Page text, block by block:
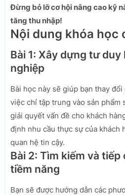
Đừng bỏ lỡ cơ hội nâng cao kỹ
tăng thu nhập!
Nội dung khóa học
Bài 1: Xây dựng tư
nghiệp
Bài học này sẽ giúp bạn thay
việc chỉ tập trung vào sản phẩm
giải quyết vấn đề cho khách
định nhu cầu thực sự của khách
quan hệ tin cậy.
Bài 2: Tìm kiếm và
tiềm năng
Bạn sẽ được hướng dẫn các